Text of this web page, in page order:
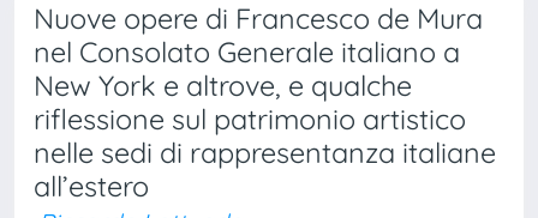
Nuove opere di Francesco de Mura
nel Consolato Generale italiano a
New York e altrove, e qualche
riflessione sul patrimonio artistico
nelle sedi di rappresentanza italiane
all’estero